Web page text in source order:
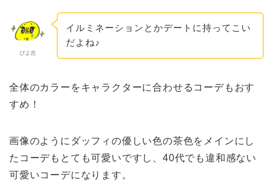
ぴよ吉
イルミネーションとかデートに持ってこい
だよね♪
全体のカラーをキャラクターに合わせるコーデもおす
すめ！
画像のようにダッフィの優しい色の茶色をメインにし
たコーデもとても可愛いですし、40代でも違和感ない
可愛いコーデになります。